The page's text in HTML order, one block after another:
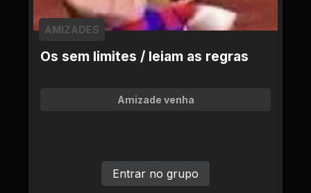
Os sem limites / leiam as regras
AMIZADES
Amizade venha
Entrar no grupo